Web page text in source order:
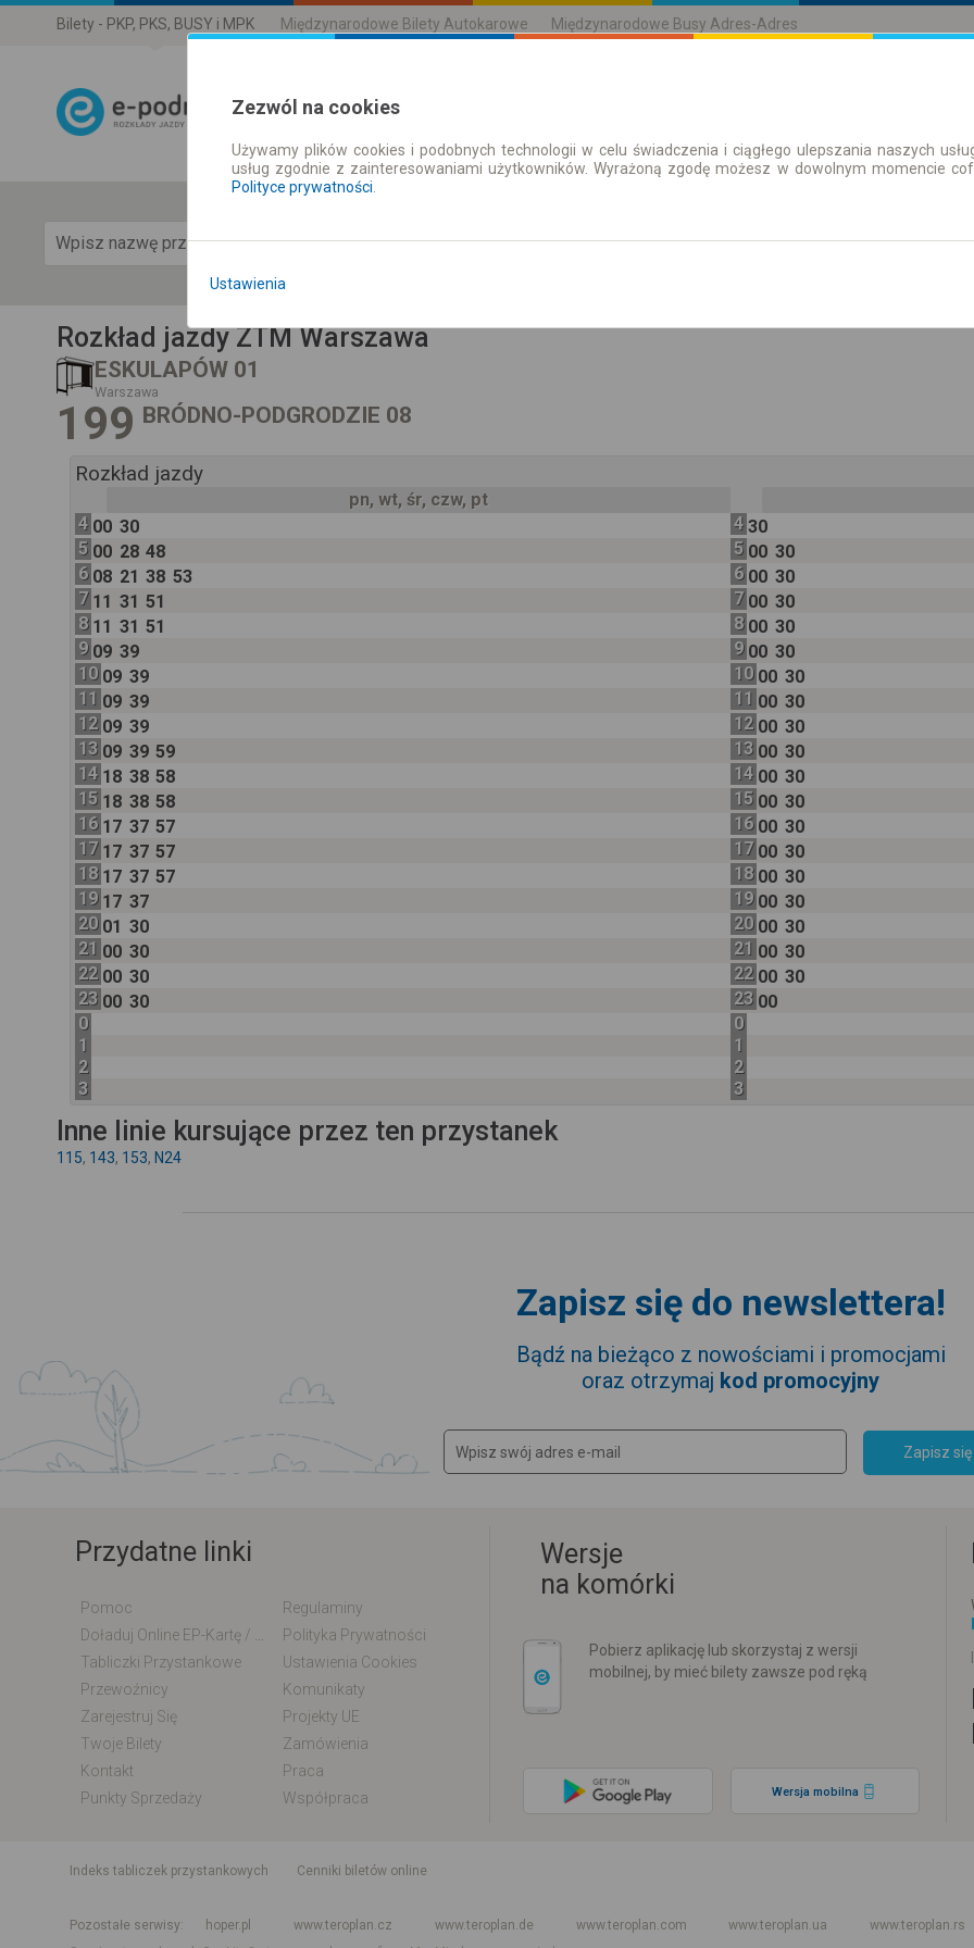
Bilety - PKP, PKS, BUSY i MPK Międzynarodowe Bilety Autokarowe Międzynarodowe Busy Adres-Adres
Rozkład Jazdy | Bilety Bilety okresowe
Pokaż rozkład
Rozkład jazdy ZTM Warszawa
ESKULAPÓW 01
Warszawa
199 BRÓDNO-PODGRODZIE 08
Rozkład jazdy
pn, wt, śr, czw, pt
4 00 30
5 00 28 48
6 08 21 38 53
7 11 31 51
8 11 31 51
9 09 39
10 09 39
11 09 39
12 09 39
13 09 39 59
14 18 38 58
15 18 38 58
16 17 37 57
17 17 37 57
18 17 37 57
19 17 37
20 01 30
21 00 30
22 00 30
23 00 30
0
1
2
3
4 30
5 00 30
6 00 30
7 00 30
8 00 30
9 00 30
10 00 30
11 00 30
12 00 30
13 00 30
14 00 30
15 00 30
16 00 30
17 00 30
18 00 30
19 00 30
20 00 30
21 00 30
22 00 30
23 00
0
1
2
3
Inne linie kursujące przez ten przystanek
115, 143, 153, N24
Zapisz się do newslettera!
Bądź na bieżąco z nowościami i promocjami
oraz otrzymaj kod promocyjny
Zapisz się
Przydatne linki
Pomoc
Regulaminy
Polityka Prywatności
Tabliczki Przystankowe
Ustawienia Cookies
Przewoźnicy
Komunikaty
Zarejestruj Się
Projekty UE
Twoje Bilety
Zamówienia
Kontakt
Praca
Punkty Sprzedaży
Współpraca
Wersje
na komórki
Pobierz aplikację lub skorzystaj z wersji
mobilnej, by mieć bilety zawsze pod ręką
Wersja mobilna
indeks tabliczek przystankowych Cenniki biletów online
Pozostałe serwisy
hoper.pl www.teroplan.cz www.teroplan.de www.teroplan.com www.teroplan.ua www.teroplan.rs
Zezwól na cookies
Używamy plików cookies i podobnych technologii w celu świadczenia i ciągłego ulepszania naszych
usług zgodnie z zainteresowaniami użytkowników. Wyrażoną zgodę możesz w dowolnym momencie
Polityce prywatności
Ustawienia